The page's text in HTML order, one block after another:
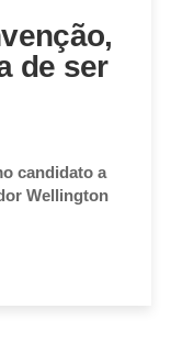
de ser
candidato a
Wellington